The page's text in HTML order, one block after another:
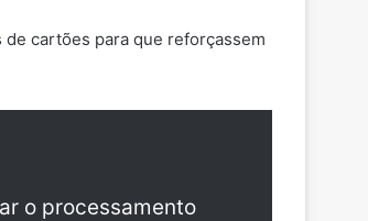
cartões para que reforçassem
o processamento